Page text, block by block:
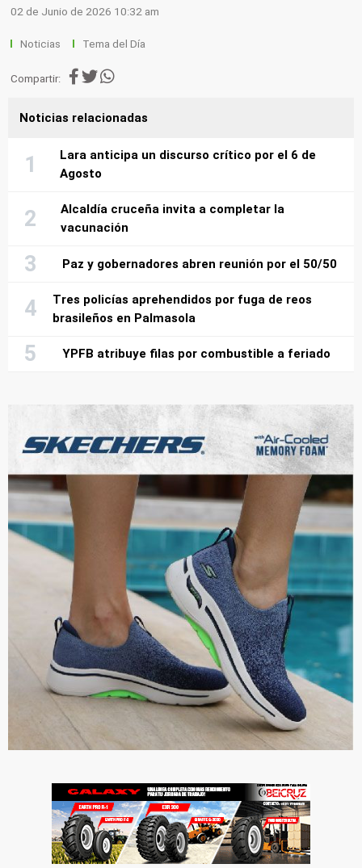
02 de Junio de 2026 10:32 am
Noticias Tema del Día
Compartir:
Noticias relacionadas
Lara anticipa un discurso crítico por el 6 de
Agosto
Alcaldía cruceña invita a completar la
vacunación
Paz y gobernadores abren reunión por el 50/50
Tres policías aprehendidos por fuga de reos
brasileños en Palmasola
YPFB atribuye filas por combustible a feriado